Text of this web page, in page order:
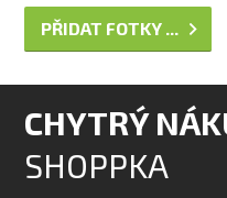
PŘIDAT FOTKY ...
CHYTRÝ
SHOPPKA